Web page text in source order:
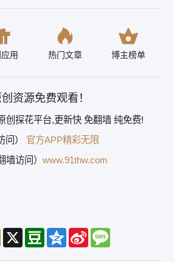
用 热门文章 博主榜单
资源免费观看！
创探花平台,更新快 免翻墙 纯免费!
）
官方APP精彩无限
墙访问） www.91thw.com
X DoubanQzoneSina
Weibo
Message